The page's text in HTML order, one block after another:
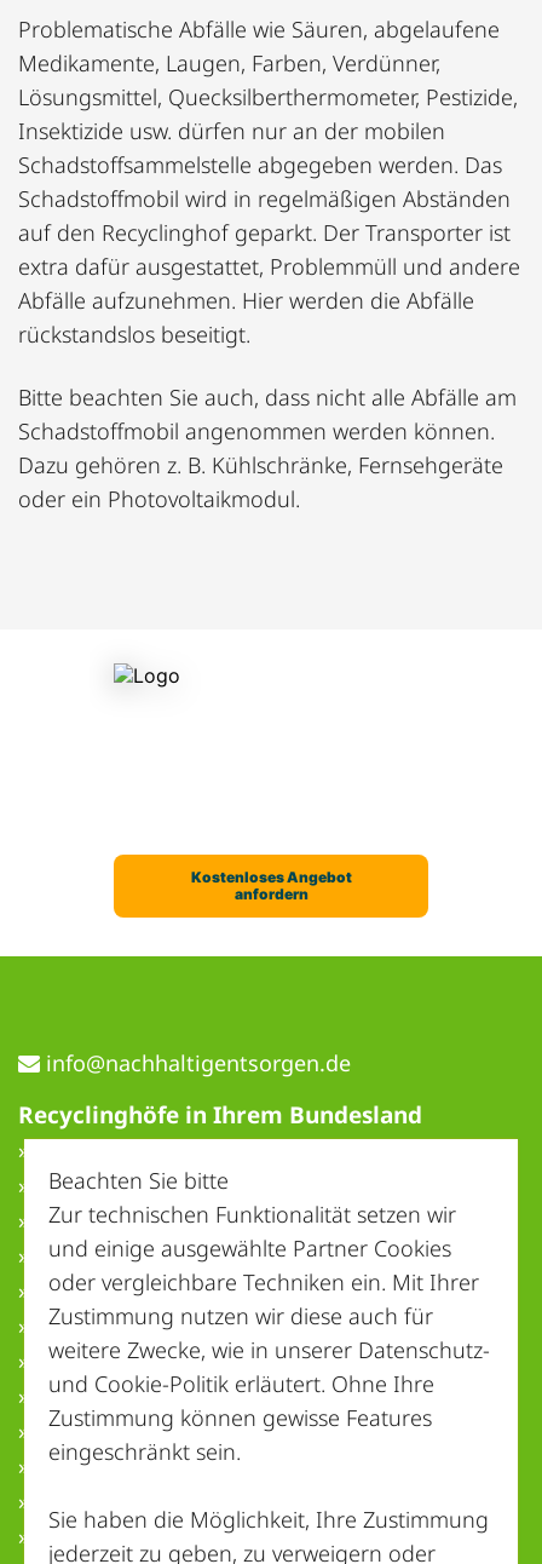
Problematische Abfälle wie Säuren, abgelaufene
Medikamente, Laugen, Farben, Verdünner,
Lösungsmittel, Quecksilberthermometer, Pestizide,
Insektizide usw. dürfen nur an der mobilen
Schadstoffsammelstelle abgegeben werden. Das
Schadstoffmobil wird in regelmäßigen Abständen
auf den Recyclinghof geparkt. Der Transporter ist
extra dafür ausgestattet, Problemmüll und andere
Abfälle aufzunehmen. Hier werden die Abfälle
rückstandslos beseitigt.
Bitte beachten Sie auch, dass nicht alle Abfälle am
Schadstoffmobil angenommen werden können.
Dazu gehören z. B. Kühlschränke, Fernsehgeräte
oder ein Photovoltaikmodul.
ed.negrostnegitlahhcan@ofni
Recyclinghöfe in Ihrem Bundesland
» Baden-Württemberg
» Bayern
» Berlin
» Brandenburg
» Bremen
» Hamburg
» Hessen
» Mecklenburg-Vorpommern
» Niedersachsen
» Nordrhein-Westfalen
» Rheinland-Pfalz
» Saarland
Beachten Sie bitte
Zur technischen Funktionalität setzen wir
und einige ausgewählte Partner Cookies
oder vergleichbare Techniken ein. Mit Ihrer
Zustimmung nutzen wir diese auch für
weitere Zwecke, wie in unserer Datenschutz-
und Cookie-Politik erläutert. Ohne Ihre
Zustimmung können gewisse Features
eingeschränkt sein.
Sie haben die Möglichkeit, Ihre Zustimmung
jederzeit zu geben, zu verweigern oder